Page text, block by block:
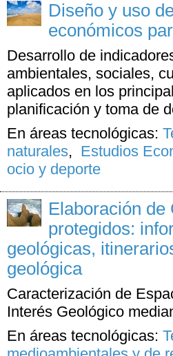
Diseño y uso
económicos
Desarrollo de
ambientales, sociales,
aplicados en los
planificación y toma de
En áreas tecnológicas:
naturales, Estudios
ocio y deporte
Elaboración de
protegidos:
geológicas,
geológica
Caracterización de
Interés Geológico
En áreas tecnológicas: